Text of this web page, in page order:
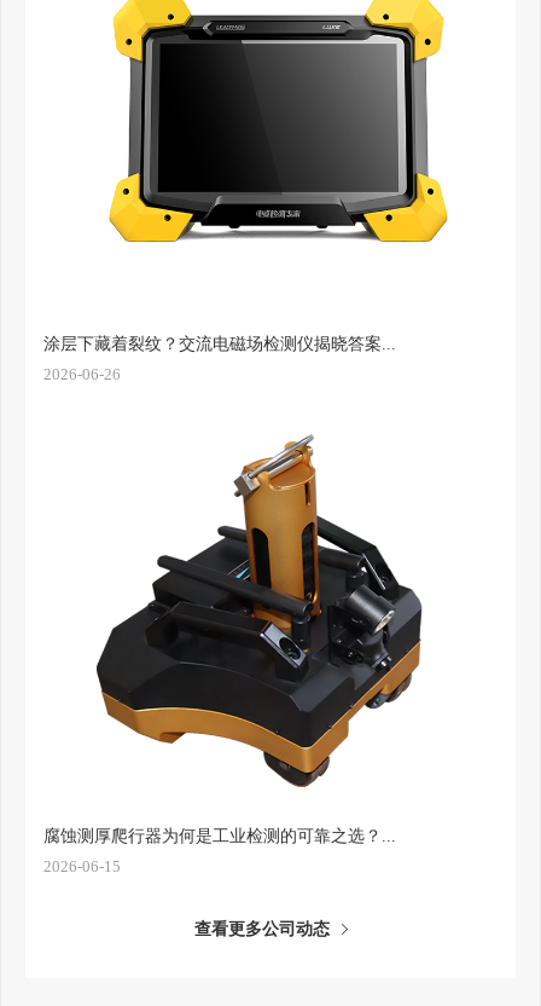
涂层下藏着裂纹？交流电磁场检测仪揭晓答案...
2026-06-26
腐蚀测厚爬行器为何是工业检测的可靠之选？...
2026-06-15
查看更多公司动态